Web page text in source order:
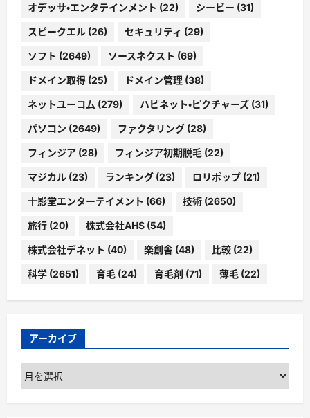
オデッサ・エンタテインメント (22) シービー (31)
スピークエル (26) セキュリティ (29)
ソフト (2649) ソースネクスト (69)
ドメイン取得 (25) ドメイン管理 (38)
ネットユーコム (279) ハピネット・ピクチャーズ (31)
パソコン (2649) ファクタリング (28)
フィンジア (28) フィンジア初期脱毛 (22)
マジカル (23) ランキング (23) ロリポップ (21)
十影堂エンターテイメント (66) 技術 (2650)
旅行 (20) 株式会社AHS (54)
株式会社デネット (40) 楽創舎 (48) 比較 (22)
科学 (2651) 育毛 (24) 育毛剤 (71) 薄毛 (22)
アーカイブ
ア
ー
カ